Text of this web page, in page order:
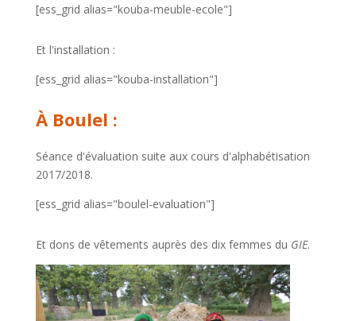
[ess_grid alias="kouba-meuble-ecole"]
Et l'installation :
[ess_grid alias="kouba-installation"]
À Boulel :
Séance d'évaluation suite aux cours d'alphabétisation
2017/2018.
[ess_grid alias="boulel-evaluation"]
Et dons de vêtements auprès des dix femmes du GIE.